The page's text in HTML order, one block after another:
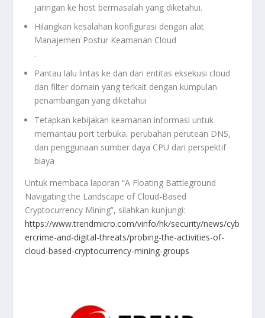
jaringan ke host bermasalah yang diketahui.
Hilangkan kesalahan konfigurasi dengan alat
Manajemen Postur Keamanan Cloud
.
Pantau lalu lintas ke dan dari entitas eksekusi cloud
dan filter domain yang terkait dengan kumpulan
penambangan yang diketahui
Tetapkan kebijakan keamanan informasi untuk
memantau port terbuka, perubahan perutean DNS,
dan penggunaan sumber daya CPU dari perspektif
biaya
Untuk membaca laporan “A Floating Battleground
Navigating the Landscape of Cloud-Based
Cryptocurrency Mining”, silahkan kunjungi:
https://www.trendmicro.com/vinfo/hk/security/news/cyb
ercrime-and-digital-threats/probing-the-activities-of-
cloud-based-cryptocurrency-mining-groups